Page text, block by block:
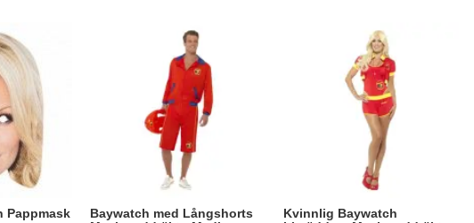
Pappmask
Baywatch med Långshorts
Kvinnlig Baywatch